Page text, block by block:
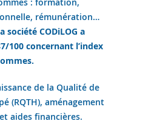
rémunération…
société CODiLOG a
100 concernant l’index
de la Qualité de
(RQTH), aménagement
aides financières.